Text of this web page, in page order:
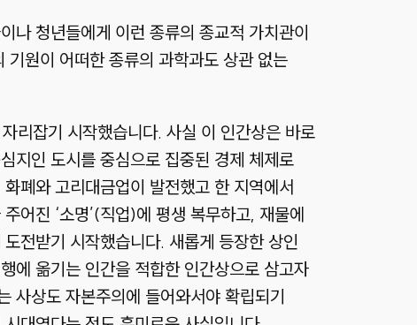
나 청년들에게 이런 종류의 종교적 가치관이
원이 어떠한 종류의 과학과도 상관 없는
리잡기 시작했습니다. 사실 이 인간상은 바로
지인 도시를 중심으로 집중된 경제 체제로
폐와 고리대금업이 발전했고 한 지역에서
어진 ‘소명’(직업)에 평생 복무하고, 재물에
전받기 시작했습니다. 새롭게 등장한 상인
에 옮기는 인간을 적합한 인간상으로 삼고자
사상도 자본주의에 들어와서야 확립되기